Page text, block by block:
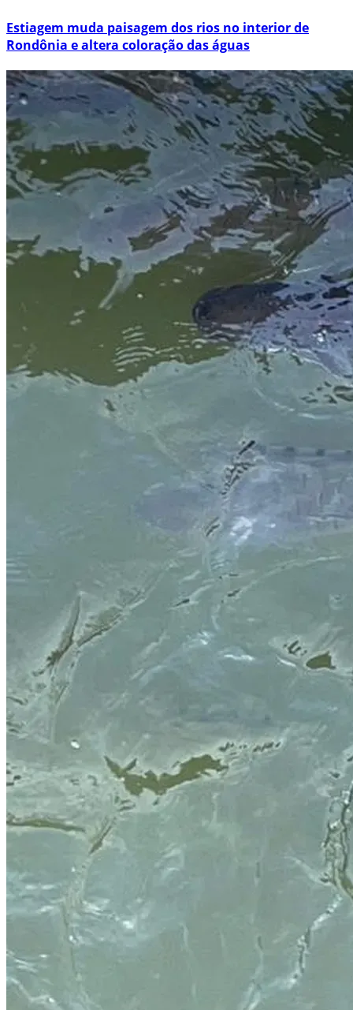
Estiagem muda paisagem dos rios no interior de
Rondônia e altera coloração das águas